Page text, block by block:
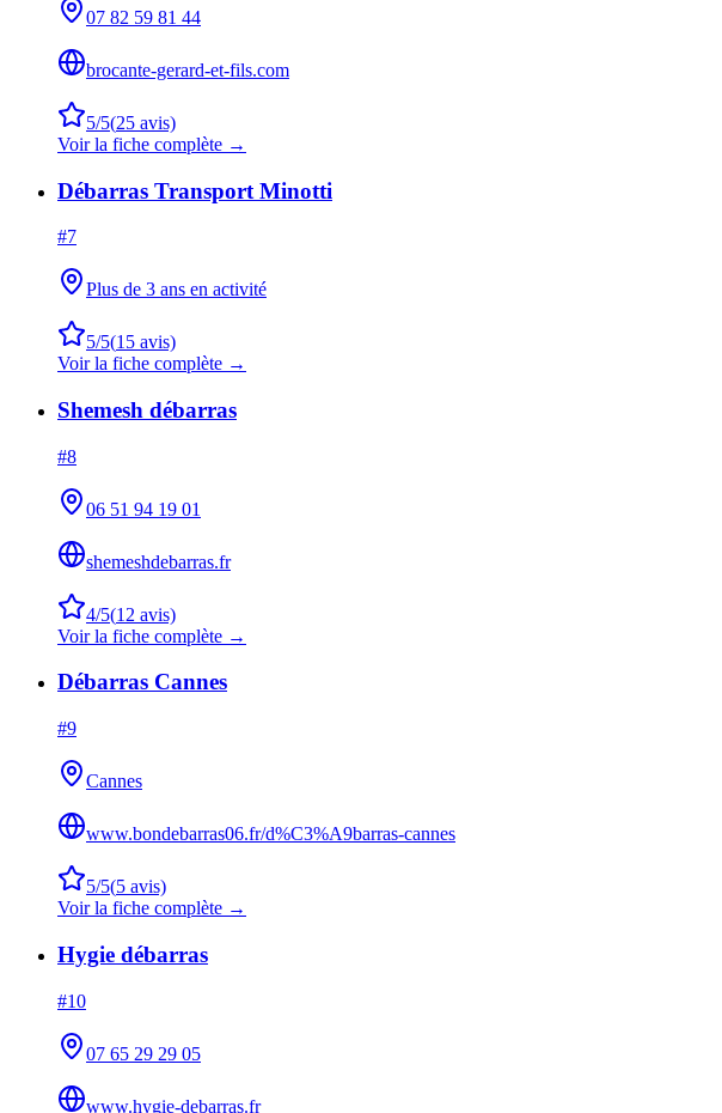
07 82 59 81 44
brocante-gerard-et-fils.com
5/5(25 avis)
Voir la fiche complète →
Débarras Transport Minotti
#7
Plus de 3 ans en activité
5/5(15 avis)
Voir la fiche complète →
Shemesh débarras
#8
06 51 94 19 01
shemeshdebarras.fr
4/5(12 avis)
Voir la fiche complète →
Débarras Cannes
#9
Cannes
www.bondebarras06.fr/d%C3%A9barras-cannes
5/5(5 avis)
Voir la fiche complète →
Hygie débarras
#10
07 65 29 29 05
www.hygie-debarras.fr